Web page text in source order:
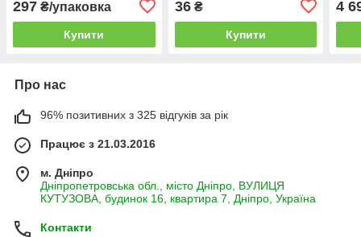
297 ₴/упаковка
Купити
БІКОЛОРНАЯ, LEDAAGRO
36₴
Купити
4
Про нас
96% позитивних з 325 відгуків за рік
Працює з 21.03.2016
м. Дніпро
Дніпропетровська обл., місто Дніпро, ВУЛИЦЯ
КУТУЗОВА, будинок 16, квартира 7, Дніпро, Україна
Контакти